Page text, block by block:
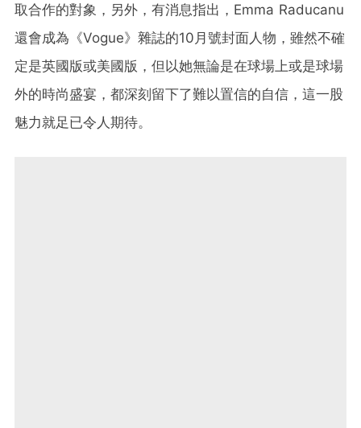
取合作的對象，另外，有消息指出，Emma Raducanu
還會成為《Vogue》雜誌的10月號封面人物，雖然不確
定是英國版或美國版，但以她無論是在球場上或是球場
外的時尚盛宴，都深刻留下了難以置信的自信，這一股
魅力就足已令人期待。